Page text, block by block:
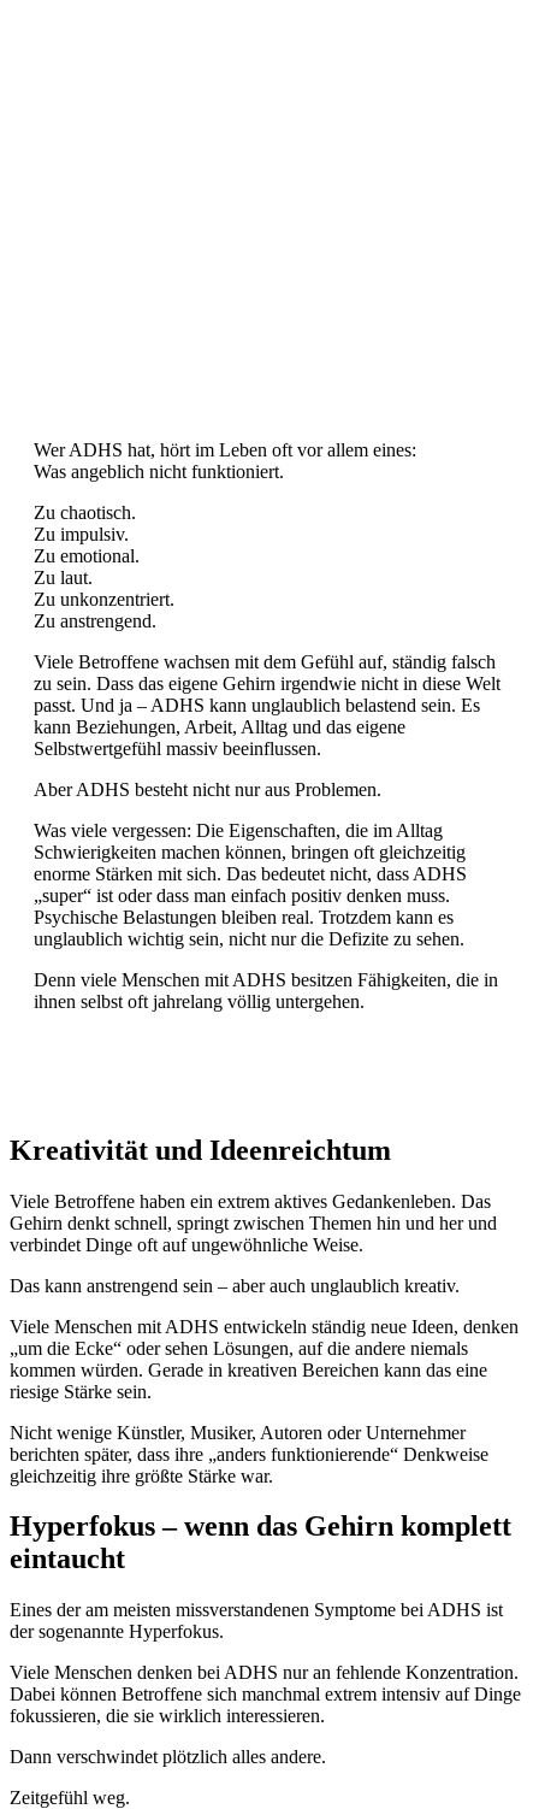
Wer ADHS hat, hört im Leben oft vor allem eines:
Was angeblich nicht funktioniert.
Zu chaotisch.
Zu impulsiv.
Zu emotional.
Zu laut.
Zu unkonzentriert.
Zu anstrengend.
Viele Betroffene wachsen mit dem Gefühl auf, ständig falsch
zu sein. Dass das eigene Gehirn irgendwie nicht in diese Welt
passt. Und ja – ADHS kann unglaublich belastend sein. Es
kann Beziehungen, Arbeit, Alltag und das eigene
Selbstwertgefühl massiv beeinflussen.
Aber ADHS besteht nicht nur aus Problemen.
Was viele vergessen: Die Eigenschaften, die im Alltag
Schwierigkeiten machen können, bringen oft gleichzeitig
enorme Stärken mit sich. Das bedeutet nicht, dass ADHS
„super“ ist oder dass man einfach positiv denken muss.
Psychische Belastungen bleiben real. Trotzdem kann es
unglaublich wichtig sein, nicht nur die Defizite zu sehen.
Denn viele Menschen mit ADHS besitzen Fähigkeiten, die in
ihnen selbst oft jahrelang völlig untergehen.
Kreativität und Ideenreichtum
Viele Betroffene haben ein extrem aktives Gedankenleben. Das
Gehirn denkt schnell, springt zwischen Themen hin und her und
verbindet Dinge oft auf ungewöhnliche Weise.
Das kann anstrengend sein – aber auch unglaublich kreativ.
Viele Menschen mit ADHS entwickeln ständig neue Ideen, denken
„um die Ecke“ oder sehen Lösungen, auf die andere niemals
kommen würden. Gerade in kreativen Bereichen kann das eine
riesige Stärke sein.
Nicht wenige Künstler, Musiker, Autoren oder Unternehmer
berichten später, dass ihre „anders funktionierende“ Denkweise
gleichzeitig ihre größte Stärke war.
Hyperfokus – wenn das Gehirn komplett
eintaucht
Eines der am meisten missverstandenen Symptome bei ADHS ist
der sogenannte Hyperfokus.
Viele Menschen denken bei ADHS nur an fehlende Konzentration.
Dabei können Betroffene sich manchmal extrem intensiv auf Dinge
fokussieren, die sie wirklich interessieren.
Dann verschwindet plötzlich alles andere.
Zeitgefühl weg.